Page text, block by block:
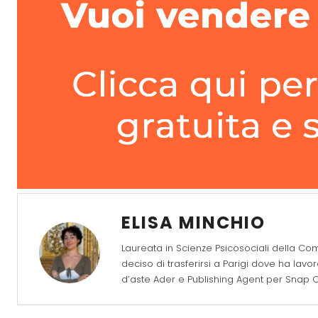
ELISA MINCHIO
Laureata in Scienze Psicosociali della
deciso di trasferirsi a Parigi dove ha
d’aste Ader e Publishing Agent per Snap